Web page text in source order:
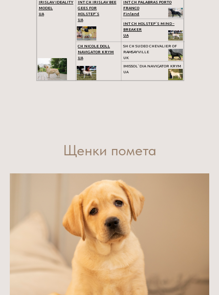
IRISLAV IDEALITY
MODEL
UA
INT CH IRISLAV BEE
GEES FOR
HOLSTEP`S
UA
CH NICOLE DOLL
NAVIGATOR KRYM
UA
INT CH PALABRAS PORTO
FRANCO
Finland
INT CH HOLSTEP`S MIND -
BREAKER
UA
SH CH SUDEO CHEVALIER OF
RAMSAYVILLE
UK
IMISSOL`DIA NAVIGATOR KRYM
UA
Щенки помета